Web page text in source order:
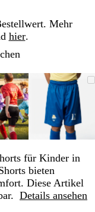
Mehr
hier.
Zoomen
Bild
Zoom
auf
Klicken
zum
Sie
die
Tasten
+
und
und
die
für Kinder in
bieten
Diese Artikel
Details ansehen